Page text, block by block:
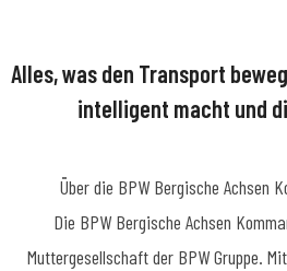
Alles, was den Transport
intelligent macht und
Über die BPW Bergische Achsen
​Die BPW Bergische Achsen
Muttergesellschaft der BPW Gruppe.